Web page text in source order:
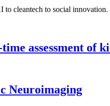
to cleantech to social innovation.
assessment of
Neuroimaging